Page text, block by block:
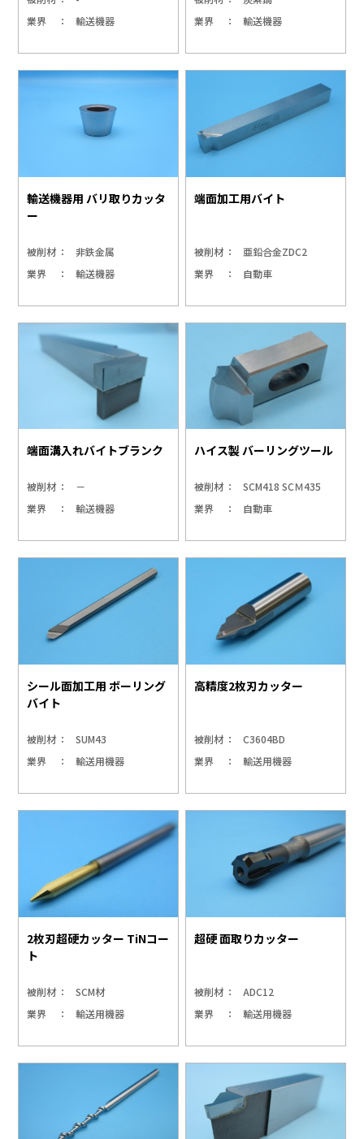
業界
輸送機器
業界
輸送機器
輸送機器用 バリ取りカッタ
ー
被削材
非鉄金属
業界
輸送機器
端面加工用バイト
被削材
亜鉛合金ZDC2
業界
自動車
端面溝入れバイトブランク
被削材
－
業界
輸送機器
ハイス製 バーリングツール
被削材
SCM418 SCＭ435
業界
自動車
シール面加工用 ボーリング
バイト
被削材
SUM43
業界
輸送用機器
高精度2枚刃カッター
被削材
C3604BD
業界
輸送用機器
2枚刃超硬カッター TiNコー
ト
被削材
SCM材
業界
輸送用機器
超硬 面取りカッター
被削材
ADC12
業界
輸送用機器